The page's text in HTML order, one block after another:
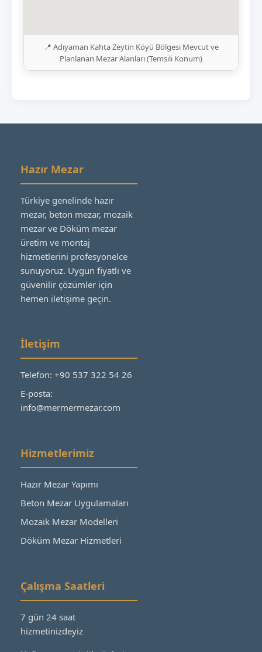
📍 Adıyaman Kahta Zeytin Köyü Bölgesi Mevcut ve
Planlanan Mezar Alanları (Temsili Konum)
Hazır Mezar
Türkiye genelinde hazır
mezar, beton mezar, mozaik
mezar ve Döküm mezar
üretim ve montaj
hizmetlerini profesyonelce
sunuyoruz. Uygun fiyatlı ve
güvenilir çözümler için
hemen iletişime geçin.
İletişim
Telefon: +90 537 322 54 26
E-posta:
info@mermermezar.com
Hizmetlerimiz
Hazır Mezar Yapımı
Beton Mezar Uygulamaları
Mozaik Mezar Modelleri
Döküm Mezar Hizmetleri
Çalışma Saatleri
7 gün 24 saat
hizmetinizdeyiz